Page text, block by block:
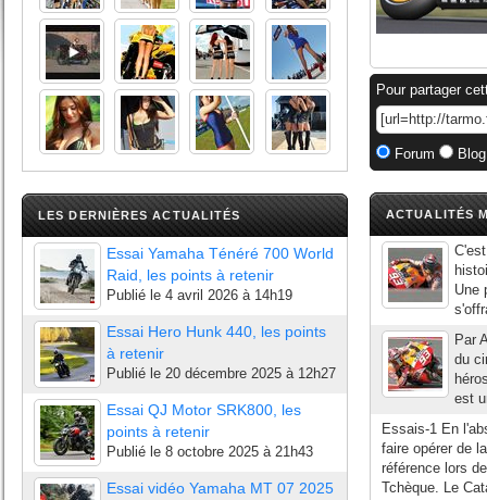
LES DERNIÈRES ACTUALITÉS
Essai Yamaha Ténéré 700 World
Raid, les points à retenir
Publié le 4 avril 2026 à 14h19
Essai Hero Hunk 440, les points
à retenir
Publié le 20 décembre 2025 à 12h27
Essai QJ Motor SRK800, les
points à retenir
Publié le 8 octobre 2025 à 21h43
Essai vidéo Yamaha MT 07 2025
Pour partager
Forum
ACTUALITÉS
Une
Par
du
est
Essais-1 En
faire opérer de
référence lors
Tchèque. Le